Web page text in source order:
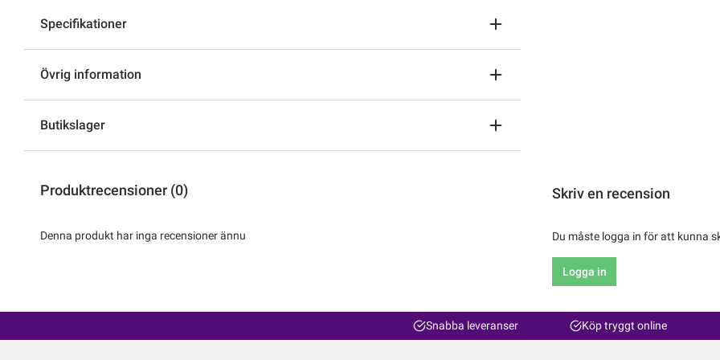
Specifikationer
Övrig information
Butikslager
Produktrecensioner (0)
Denna produkt har inga recensioner ännu
Skriv en recension
Du måste logga in för att kunna
Logga in
Snabba leveranser Köp tryggt online